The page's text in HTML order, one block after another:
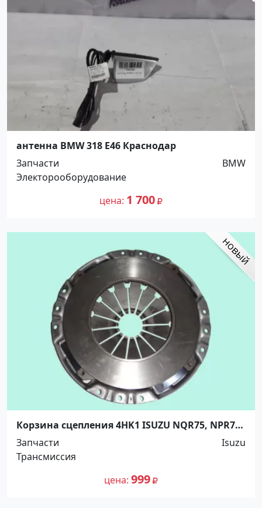
антенна BMW 318 E46 Краснодар
Запчасти
BMW
Электорооборудование
цена 1 700
Корзина сцепления 4HK1 ISUZU NQR75, NPR75,
ELF. Распродажа! Краснодар
Запчасти
Isuzu
Трансмиссия
цена 999